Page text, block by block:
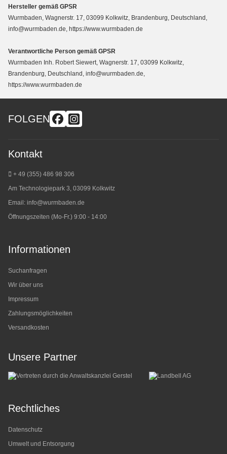
Hersteller gemäß GPSR
Wurmbaden, Wagnerstr. 17, 03099 Kolkwitz, Brandenburg, Deutschland,
info@wurmbaden.de, https://www.wurmbaden.de
Verantwortliche Person gemäß GPSR
Wurmbaden Inh. Robert Siewert, Wagnerstr. 17, 03099 Kolkwitz,
Brandenburg, Deutschland, info@wurmbaden.de,
https://www.wurmbaden.de
FOLGEN
Kontakt
+ 49 (355) 486 98 306
Am Technologiepark 3, 03099 Kolkwitz
Email: info@wurmbaden.de
Öffnungszeiten (Mo-Fr.) 9:00 - 14:00
Informationen
Suchanfragen
Wir über uns
Impressum
Zahlungsmöglichkeiten
Versandkosten
Unsere Partner
Rechtliches
Datenschutz
Umwelt und Entsorgung